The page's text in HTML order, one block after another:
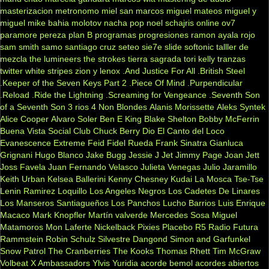
masterizacion metronomo miel san marcos miguel mateos miguel y
miguel mike bahia molotov nacha pop noel schajris online ov7
paramore pereza plan B programas progresiones ramon ayala rojo
sam smith samo santiago cruz seteo sie7e slide softonic talller de
mezcla the lumineers the strokes tierra sagrada tori kelly tranzas
twitter white stripes zion y lenox .And Justice For All .British Steel
.Keeper of the Seven Keys Part 2
.Piece Of Mind
.Purpendicular
.Reload
.Ride the Lightning .Screaming for Vengeance .Seventh Son
of a Seventh Son 3 rios 4 Non Blondes Alanis Morissette Aleks Syntek
Alice Cooper Alvaro Soler Ben E King Blake Shelton Bobby McFerrin
Buena Vista Social Club Chuck Berry Dio El Canto del Loco
Evanescence Extreme Feid Fidel Rueda Frank Sinatra Gianluca
Grignani Hugo Blanco Jake Bugg Jessie J Jet Jimmy Page Joan Jett
Joss Favela Juan Fernando Velasco Julieta Venegas Julio Jaramillo
Keith Urban Kelsea Ballerini Kenny Chesney Kudai La Mosca Tse-Tse
Lenin Ramirez Loquillo Los Angeles Negros Los Cadetes De Linares
Los Manseros Santiagueños Los Panchos Lucho Barrios Luis Enrique
Macaco Mark Knopfler Martín valverde Mercedes Sosa Miguel
Matamoros Mon Laferte Nickelback Pixies Placebo R5 Radio Futura
Rammstein Robin Schulz Silvestre Dangond Simon and Garfunkel
Snow Patrol The Cranberries The Kooks Thomas Rhett Tim McGraw
Volbeat X Ambassadors Ylvis Yuridia acorde bemol acordes abiertos